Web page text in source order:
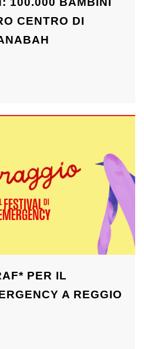
CENTRO DI
PER IL
A REGGIO